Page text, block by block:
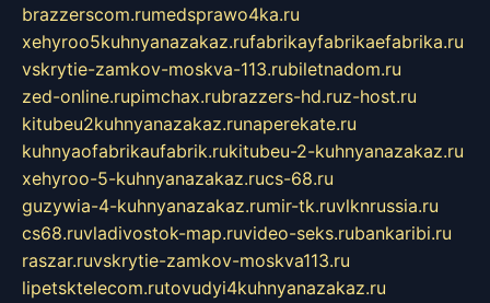
brazzerscom.rumedsprawo4ka.ru
xehyroo5kuhnyanazakaz.rufabrikayfabrikaefabrika.ru
vskrytie-zamkov-moskva-113.rubiletnadom.ru
zed-online.rupimchax.rubrazzers-hd.ruz-host.ru
kitubeu2kuhnyanazakaz.runaperekate.ru
kuhnyaofabrikaufabrik.rukitubeu-2-kuhnyanazakaz.ru
xehyroo-5-kuhnyanazakaz.rucs-68.ru
guzywia-4-kuhnyanazakaz.rumir-tk.ruvlknrussia.ru
cs68.ruvladivostok-map.ruvideo-seks.rubankaribi.ru
raszar.ruvskrytie-zamkov-moskva113.ru
lipetsktelecom.rutovudyi4kuhnyanazakaz.ru